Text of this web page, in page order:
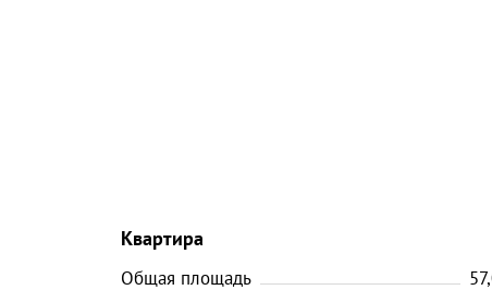
Квартира
Общая площадь